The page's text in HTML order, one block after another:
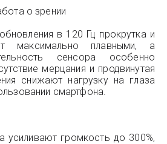
о зрении
в 120 Гц прокрутка и
максимально плавными, а
сенсора особенно
мерцания и продвинутая
снижают нагрузку на глаза
смартфона.
усиливают громкость до 300%,